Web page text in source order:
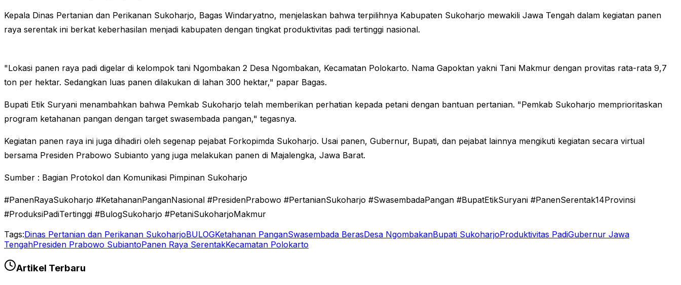
Kepala Dinas Pertanian dan Perikanan Sukoharjo, Bagas Windaryatno, menjelaskan bahwa terpilihnya Kabupaten Sukoharjo mewakili Jawa Tengah dalam kegiatan panen
raya serentak ini berkat keberhasilan menjadi kabupaten dengan tingkat produktivitas padi tertinggi nasional.
"Lokasi panen raya padi digelar di kelompok tani Ngombakan 2 Desa Ngombakan, Kecamatan Polokarto. Nama Gapoktan yakni Tani Makmur dengan provitas rata-rata 9,7
ton per hektar. Sedangkan luas panen dilakukan di lahan 300 hektar," papar Bagas.
Bupati Etik Suryani menambahkan bahwa Pemkab Sukoharjo telah memberikan perhatian kepada petani dengan bantuan pertanian. "Pemkab Sukoharjo memprioritaskan
program ketahanan pangan dengan target swasembada pangan," tegasnya.
Kegiatan panen raya ini juga dihadiri oleh segenap pejabat Forkopimda Sukoharjo. Usai panen, Gubernur, Bupati, dan pejabat lainnya mengikuti kegiatan secara virtual
bersama Presiden Prabowo Subianto yang juga melakukan panen di Majalengka, Jawa Barat.
Sumber : Bagian Protokol dan Komunikasi Pimpinan Sukoharjo
#PanenRayaSukoharjo #KetahananPanganNasional #PresidenPrabowo #PertanianSukoharjo #SwasembadaPangan #BupatEtikSuryani #PanenSerentak14Provinsi
#ProduksiPadiTertinggi #BulogSukoharjo #PetaniSukoharjoMakmur
Tags:Dinas Pertanian dan Perikanan SukoharjoBULOGKetahanan PanganSwasembada BerasDesa NgombakanBupati SukoharjoProduktivitas PadiGubernur Jawa
TengahPresiden Prabowo SubiantoPanen Raya SerentakKecamatan Polokarto
Artikel Terbaru